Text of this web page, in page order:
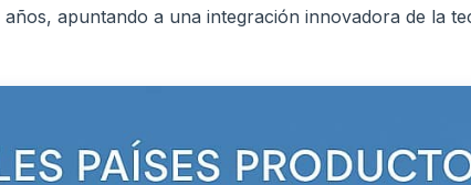
apuntando a una integración innovadora de la